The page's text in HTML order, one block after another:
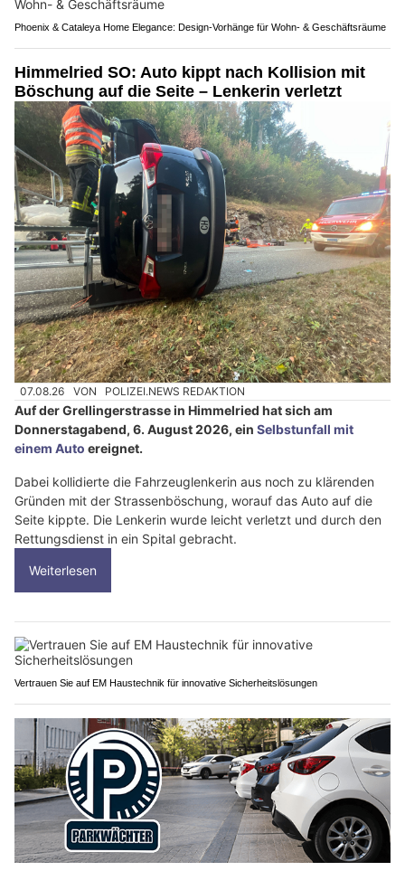
Phoenix & Cataleya Home Elegance: Design-Vorhänge für Wohn- & Geschäftsräume
Himmelried SO: Auto kippt nach Kollision mit
Böschung auf die Seite – Lenkerin verletzt
07.08.26 VON POLIZEI.NEWS REDAKTION
Auf der Grellingerstrasse in Himmelried hat sich am
Donnerstagabend, 6. August 2026, ein Selbstunfall mit
einem Auto ereignet.
Dabei kollidierte die Fahrzeuglenkerin aus noch zu klärenden
Gründen mit der Strassenböschung, worauf das Auto auf die
Seite kippte. Die Lenkerin wurde leicht verletzt und durch den
Rettungsdienst in ein Spital gebracht.
Weiterlesen
Vertrauen Sie auf EM Haustechnik für innovative Sicherheitslösungen